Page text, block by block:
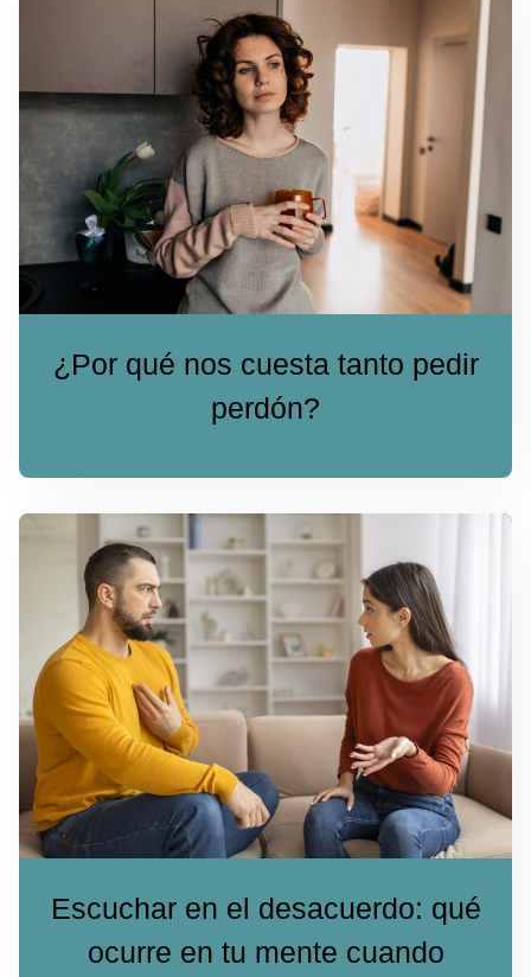
¿Por qué nos cuesta tanto pedir
perdón?
Escuchar en el desacuerdo: qué
ocurre en tu mente cuando